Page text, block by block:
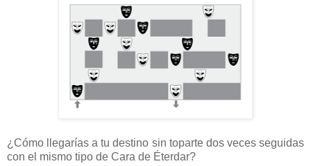
¿Cómo llegarías a tu destino sin toparte dos veces seguidas
con el mismo tipo de Cara de Éterdar?